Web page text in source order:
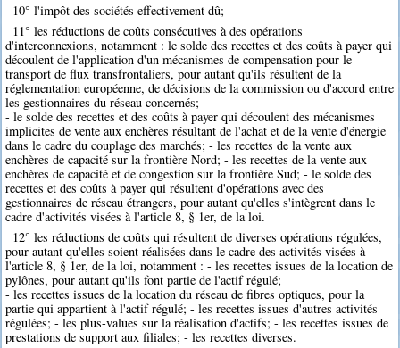
10° l'impôt des sociétés effectivement dû;
11° les réductions de coûts consécutives à des opérations
d'interconnexions, notamment : le solde des recettes et des coûts à payer qui
découlent de l'application d'un mécanismes de compensation pour le
transport de flux transfrontaliers, pour autant qu'ils résultent de la
réglementation européenne, de décisions de la commission ou d'accord entre
les gestionnaires du réseau concernés;
- le solde des recettes et des coûts à payer qui découlent des mécanismes
implicites de vente aux enchères résultant de l'achat et de la vente d'énergie
dans le cadre du couplage des marchés; - les recettes de la vente aux
enchères de capacité sur la frontière Nord; - les recettes de la vente aux
enchères de capacité et de congestion sur la frontière Sud; - le solde des
recettes et des coûts à payer qui résultent d'opérations avec des
gestionnaires de réseau étrangers, pour autant qu'elles s'intègrent dans le
cadre d'activités visées à l'article 8, § 1er, de la loi.
12° les réductions de coûts qui résultent de diverses opérations régulées,
pour autant qu'elles soient réalisées dans le cadre des activités visées à
l'article 8, § 1er, de la loi, notamment : - les recettes issues de la location de
pylônes, pour autant qu'ils font partie de l'actif régulé;
- les recettes issues de la location du réseau de fibres optiques, pour la
partie qui appartient à l'actif régulé; - les recettes issues d'autres activités
régulées; - les plus-values sur la réalisation d'actifs; - les recettes issues de
prestations de support aux filiales; - les recettes diverses.